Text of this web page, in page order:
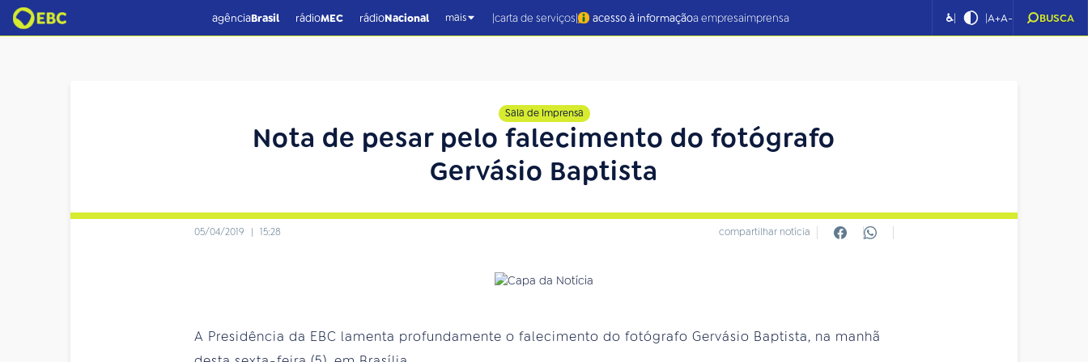
agênciaBrasil rádioMEC rádioNacional mais |carta de serviços| acesso à informaçãoa empresaimprensa ♿| |A+A- BUSCA
Sala de Imprensa
Nota de pesar pelo falecimento do fotógrafo
Gervásio Baptista
05/04/2019 | 15:28 compartilhar notícia
A Presidência da EBC lamenta profundamente o falecimento do fotógrafo Gervásio Baptista, na manhã